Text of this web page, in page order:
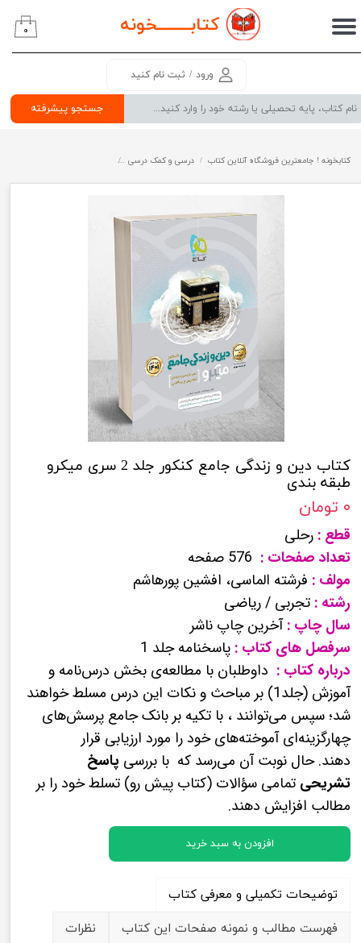
کتابــــــــخونه
جستجو پیشرفته
ورود / ثبت نام کنید
حساب کاربری من
سفارشات
۰
کتابخونه ! جامعترین فروشگاه آنلاین کتاب درسی و کمک درسی
کتاب دین و زندگی جامع کنکور جلد 2 سری میکرو
طبقه بندی
۰ تومان
قطع : رحلی
تعداد صفحات : 576 صفحه
مولف : فرشته الماسی، افشین پورهاشم
رشته : تجربی / ریاضی
سال چاپ :آخرین چاپ ناشر
سرفصل های کتاب : پاسخنامه جلد 1
درباره کتاب : داوطلبان با مطالعه‌ی بخش درس‌نامه و
آموزش (جلد1) بر مباحث و نکات این درس مسلط خواهند
شد؛ سپس می‌توانند ، با تکیه بر بانک جامع پرسش‌های
چهارگزینه‌ای آموخته‌های خود را مورد ارزیابی قرار
دهند. حال نوبت آن می‌رسد که با بررسی پاسخ
تشریحی تمامی سؤالات (کتاب پیش رو) تسلط خود را بر
مطالب افزایش دهند.
افزودن به سبد خرید
توضیحات تکمیلی و معرفی کتاب
فهرست مطالب و نمونه صفحات این کتاب
نظرات